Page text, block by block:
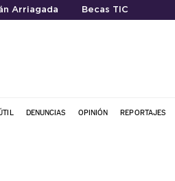
Arriagada Becas TIC
DENUNCIAS OPINIÓN REPORTAJES